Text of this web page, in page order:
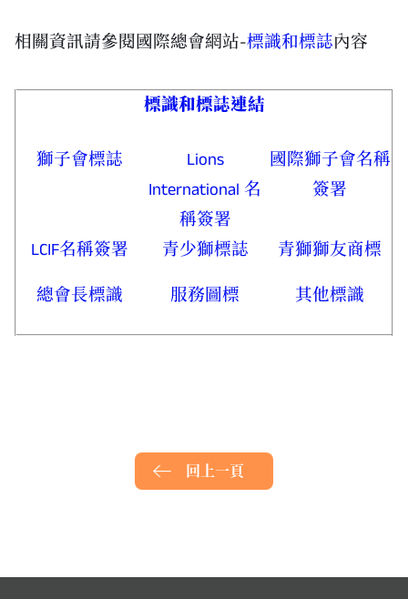
相關資訊請參閱國際總會網站-標識和標誌內容
標識和標誌連結
獅子會標誌
Lions
International 名
稱簽署
國際獅子會名稱
簽署
LCIF名稱簽署 青少獅標誌
青獅獅友商標
總會長標識
服務圖標 其他標識
回上一頁